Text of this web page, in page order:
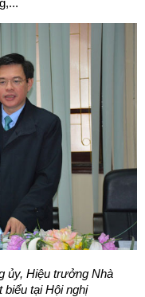
ủy, Hiệu trưởng Nhà
biểu tại Hội nghị